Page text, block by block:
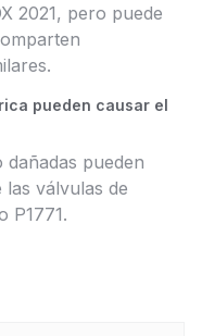
2021, pero puede
pueden causar el
pueden
válvulas de
P1771.